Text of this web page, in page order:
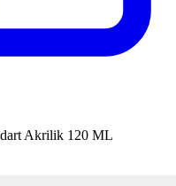
Akrilik 120 ML